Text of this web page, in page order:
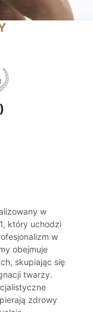
w
który uchodzi
w
obejmuje
skupiając się
twarzy.
zdrowy